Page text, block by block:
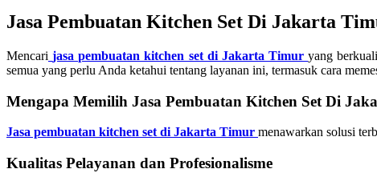
Jasa Pembuatan Kitchen Set Di Jakarta
Mencari jasa pembuatan kitchen set di Jakarta Timuryang
semua yang perlu Anda ketahui tentang layanan ini, termasuk cara
Mengapa Memilih Jasa Pembuatan Kitchen Set Di
Jasa pembuatan kitchen set di Jakarta Timur menawarkan solusi
Kualitas Pelayanan dan Profesionalisme